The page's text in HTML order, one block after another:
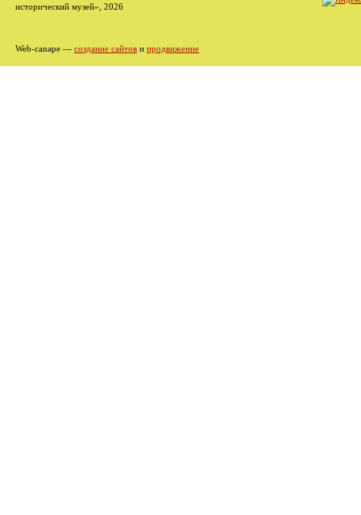
исторический музей», 2026
Web-canape — создание сайтов и продвижение